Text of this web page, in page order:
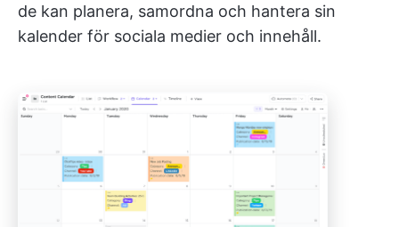
de kan planera, samordna och hantera sin
kalender för sociala medier och innehåll.